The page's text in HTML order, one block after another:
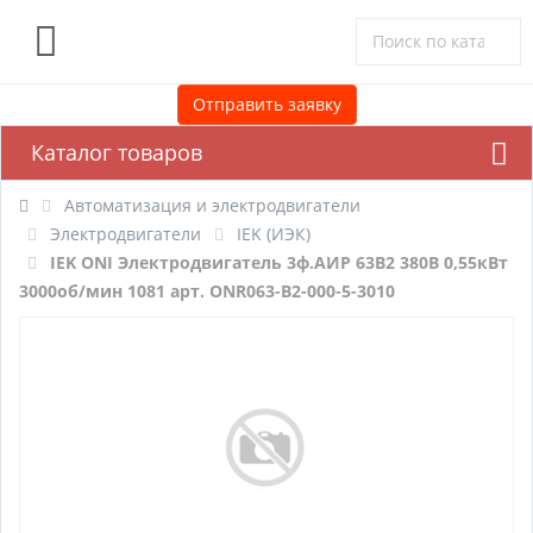
Отправить заявку
Каталог товаров
Автоматизация и электродвигатели
Электродвигатели
IEK (ИЭК)
IEK ONI Электродвигатель 3ф.АИР 63B2 380В 0,55кВт
3000об/мин 1081 арт. ONR063-B2-000-5-3010